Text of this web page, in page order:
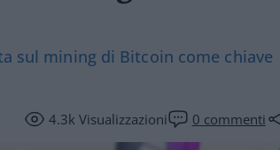
sul mining di Bitcoin come chiave
4.3kVisualizzazioni 0 commenti